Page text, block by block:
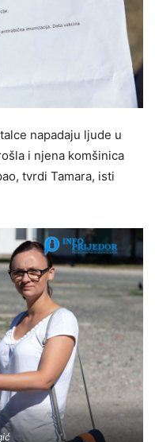
napadaju ljude u
i njena komšinica
tvrdi Tamara, isti